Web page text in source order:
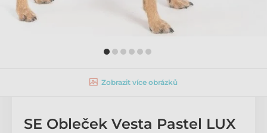
Zobrazit více obrázků
SE Obleček Vesta Pastel LUX